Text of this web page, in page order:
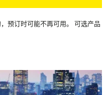
预订时可能不再可用。 可选产品